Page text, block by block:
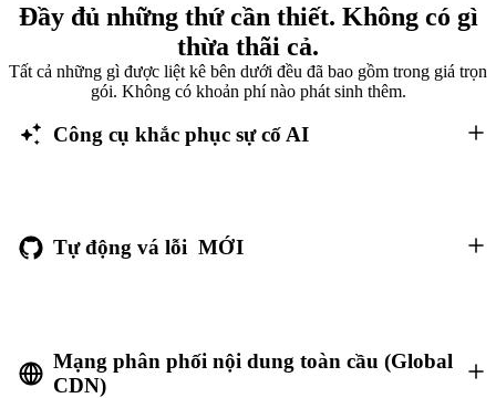
Đầy đủ những thứ cần thiết. Không có gì
thừa thãi cả.
Tất cả những gì được liệt kê bên dưới đều đã bao gồm trong giá trọn
gói. Không có khoản phí nào phát sinh thêm.
Công cụ khắc phục sự cố AI
Tự động vá lỗi MỚI
Mạng phân phối nội dung toàn cầu (Global
CDN)